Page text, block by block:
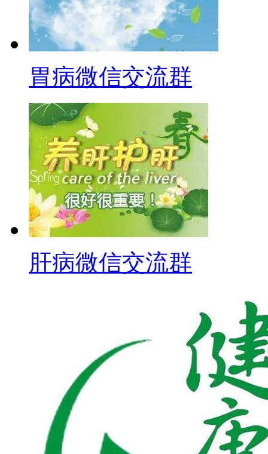
胃病微信交流群
肝病微信交流群